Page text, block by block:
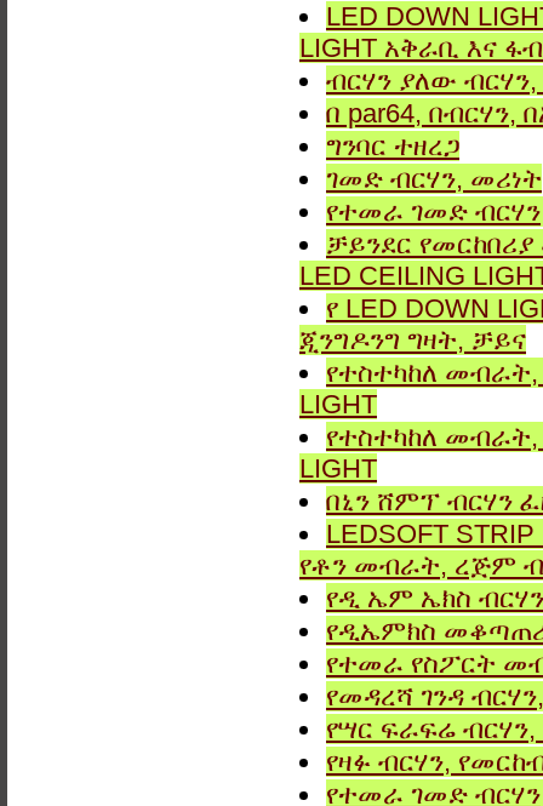
LED DOWN
LIGHT አቅራቢ እና
ብርሃን ያለው ብርሃን,
በ par64, በብርሃን,
ግንባር ​​ተዘረጋ
ገመድ ብርሃን, መሪነት
የተመራ ገመድ
ቻይንደር
LED CEILING
የ LED DOWN
ጂንግዶንግ ግዛት, ቻይና
የተስተካከለ መብራት,
LIGHT
የተስተካከለ መብራት,
LIGHT
በኒን ሸምፕ ብርሃን
LEDSOFT
የቶን መብራት, ረጅም
የዲ ኤም ኤክስ
የዲኤምክስ
የተመራ የስፖርት
የመዳረሻ ገንዳ
የሣር ፍራፍሬ
የዛፉ ብርሃን,
የተመራ ገመድ